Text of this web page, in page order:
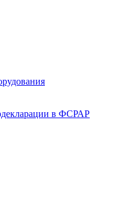
в ФСРАР